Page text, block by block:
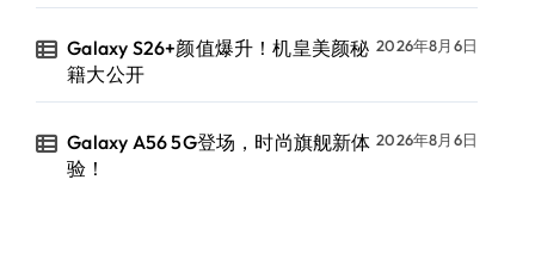
Galaxy S26+颜值爆升！机皇美颜秘
籍大公开
2026年8月6日
Galaxy A56 5G登场，时尚旗舰新体
验！
2026年8月6日